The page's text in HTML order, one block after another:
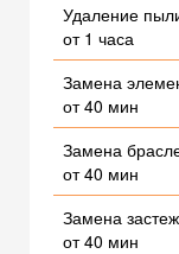
Удаление
от 1 часа
Замена
от 40 мин
Замена
от 40 мин
Замена
от 40 мин